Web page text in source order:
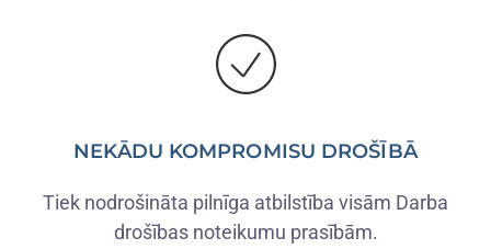
NEKĀDU KOMPROMISU DROŠĪBĀ
Tiek nodrošināta pilnīga atbilstība visām Darba
drošības noteikumu prasībām.